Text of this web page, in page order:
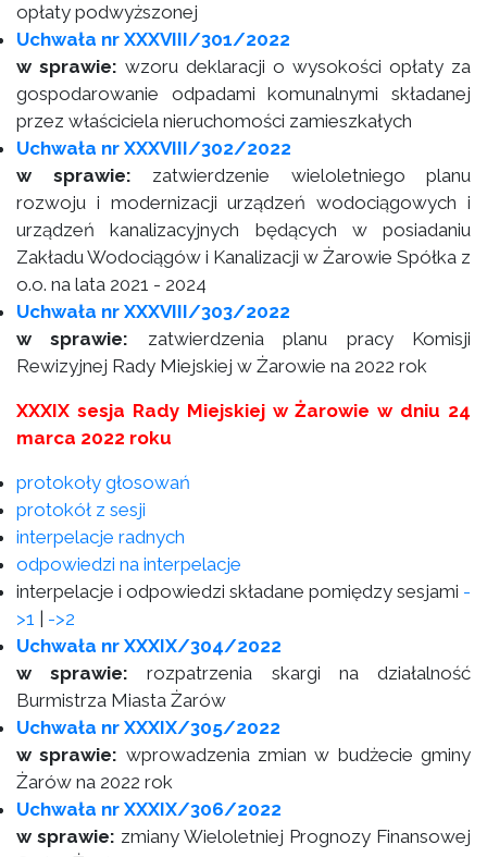
opłaty podwyższonej
Uchwała nr XXXVIII/301/2022
w sprawie: wzoru deklaracji o wysokości opłaty za
gospodarowanie odpadami komunalnymi składanej
przez właściciela nieruchomości zamieszkałych
Uchwała nr XXXVIII/302/2022
w sprawie: zatwierdzenie wieloletniego planu
rozwoju i modernizacji urządzeń wodociągowych i
urządzeń kanalizacyjnych będących w posiadaniu
Zakładu Wodociągów i Kanalizacji w Żarowie Spółka z
o.o. na lata 2021 - 2024
Uchwała nr XXXVIII/303/2022
w sprawie: zatwierdzenia planu pracy Komisji
Rewizyjnej Rady Miejskiej w Żarowie na 2022 rok
XXXIX sesja Rady Miejskiej w Żarowie w dniu 24
marca 2022 roku
protokoły głosowań
protokół z sesji
interpelacje radnych
odpowiedzi na interpelacje
interpelacje i odpowiedzi składane pomiędzy sesjami -
>1
->2
Uchwała nr XXXIX/304/2022
w sprawie: rozpatrzenia skargi na działalność
Burmistrza Miasta Żarów
Uchwała nr XXXIX/305/2022
w sprawie: wprowadzenia zmian w budżecie gminy
Żarów na 2022 rok
Uchwała nr XXXIX/306/2022
w sprawie: zmiany Wieloletniej Prognozy Finansowej